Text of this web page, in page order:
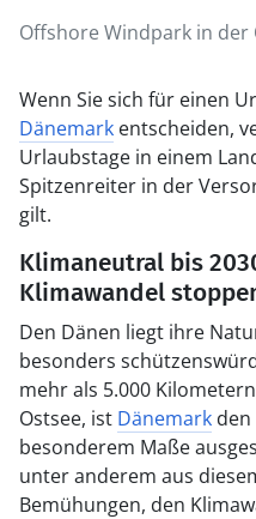
Offshore Windpark in der
Wenn Sie sich für einen
Dänemark entscheiden,
Urlaubstage in einem
Spitzenreiter in der
gilt.
Klimaneutral bis
Klimawandel
Den Dänen liegt ihre
besonders
mehr als 5.000
Ostsee, ist Dänemark
besonderem Maße
unter anderem aus
Bemühungen, den